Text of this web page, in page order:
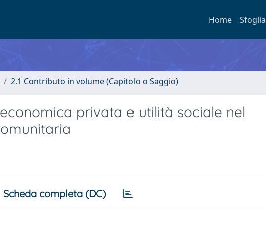
Home Sfoglia
2.1 Contributo in volume (Capitolo o Saggio)
privata e utilità sociale nel
Scheda completa (DC)